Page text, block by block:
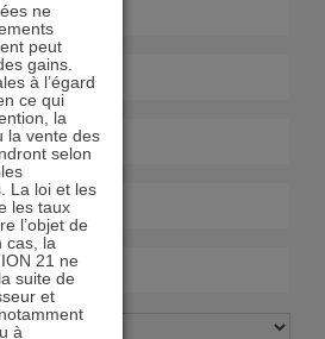
ne
peut
gains.
à l’égard
ce qui
la
la vente des
selon
La loi et les
les taux
l’objet de
cas, la
21 ne
suite de
et
à